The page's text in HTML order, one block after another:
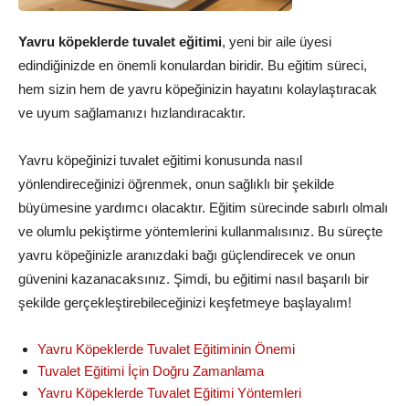
Yavru köpeklerde tuvalet eğitimi, yeni bir aile üyesi
edindiğinizde en önemli konulardan biridir. Bu eğitim süreci,
hem sizin hem de yavru köpeğinizin hayatını kolaylaştıracak
ve uyum sağlamanızı hızlandıracaktır.
Yavru köpeğinizi tuvalet eğitimi konusunda nasıl
yönlendireceğinizi öğrenmek, onun sağlıklı bir şekilde
büyümesine yardımcı olacaktır. Eğitim sürecinde sabırlı olmalı
ve olumlu pekiştirme yöntemlerini kullanmalısınız. Bu süreçte
yavru köpeğinizle aranızdaki bağı güçlendirecek ve onun
güvenini kazanacaksınız. Şimdi, bu eğitimi nasıl başarılı bir
şekilde gerçekleştirebileceğinizi keşfetmeye başlayalım!
Yavru Köpeklerde Tuvalet Eğitiminin Önemi
Tuvalet Eğitimi İçin Doğru Zamanlama
Yavru Köpeklerde Tuvalet Eğitimi Yöntemleri